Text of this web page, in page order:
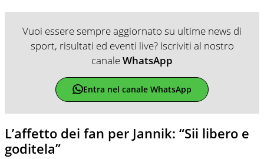
Vuoi essere sempre aggiornato su ultime news di
sport, risultati ed eventi live? Iscriviti al nostro
canaleWhatsApp
Entra nel canale WhatsApp
L’affetto dei fan per Jannik: “Sii libero e
goditela”